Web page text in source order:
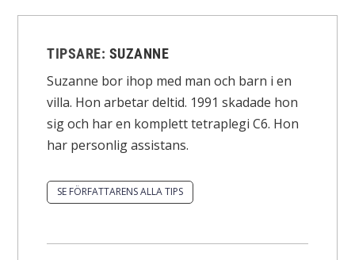
TIPSARE: SUZANNE
Suzanne bor ihop med man och barn i en
villa. Hon arbetar deltid. 1991 skadade hon
sig och har en komplett tetraplegi C6. Hon
har personlig assistans.
SE FÖRFATTARENS ALLA TIPS